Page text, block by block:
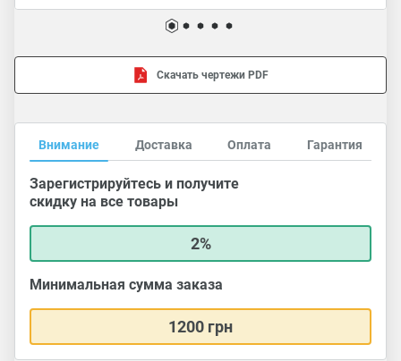
Скачать чертежи PDF
Внимание Доставка Оплата Гарантия
Зарегистрируйтесь и получите
скидку на все товары
2%
Минимальная сумма заказа
1200 грн